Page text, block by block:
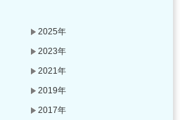
2025年
2023年
2021年
2019年
2017年